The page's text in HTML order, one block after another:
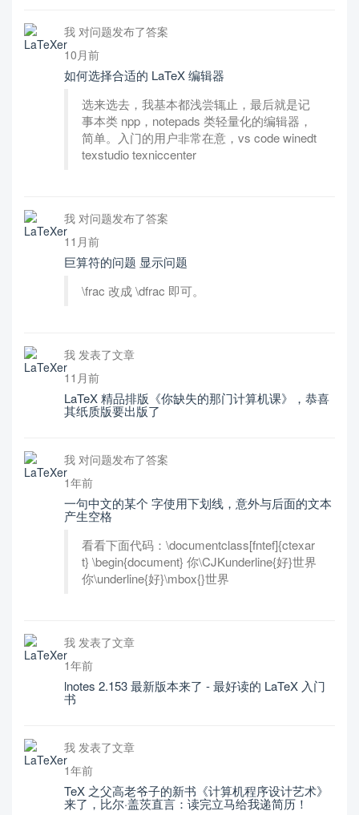
我 对问题发布了答案
10月前
如何选择合适的 LaTeX 编辑器
选来选去，我基本都浅尝辄止，最后就是记
事本类 npp，notepads 类轻量化的编辑器，
简单。入门的用户非常在意，vs code winedt
texstudio texniccenter
我 对问题发布了答案
11月前
巨算符的问题 显示问题
\frac 改成 \dfrac 即可。
我 发表了文章
11月前
LaTeX 精品排版《你缺失的那门计算机课》，恭喜
其纸质版要出版了
我 对问题发布了答案
1年前
一句中文的某个 字使用下划线，意外与后面的文本
产生空格
看看下面代码：\documentclass[fntef]{ctexar
t} \begin{document} 你\CJKunderline{好}世界
你\underline{好}\mbox{}世界
我 发表了文章
1年前
lnotes 2.153 最新版本来了 - 最好读的 LaTeX 入门
书
我 发表了文章
1年前
TeX 之父高老爷子的新书《计算机程序设计艺术》
来了，比尔·盖茨直言：读完立马给我递简历！